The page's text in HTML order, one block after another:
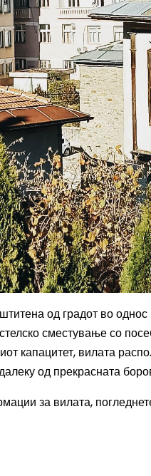
од градот во
сместување со
капацитет, вилата
од прекрасната
за вилата,